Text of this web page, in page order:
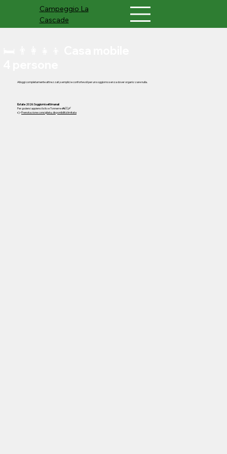
Campeggio La
Cascade
Alloggi completamente attrezzati, semplici e confortevoli per un soggiorno senza dover organizzare nulla.
Estate 2026: Soggiorni settimanali
Per godersi appieno il sito e Tonnerre 🚲🚶‍♂️🛶
👉Prenotazione consigliata, disponibilità limitata